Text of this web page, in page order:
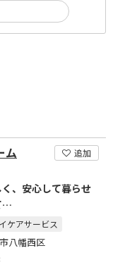
ム
追加
、安心して暮らせ
…
ケアサービス
八幡西区